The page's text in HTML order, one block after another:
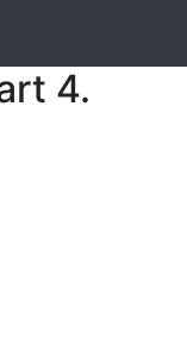
2.
4.